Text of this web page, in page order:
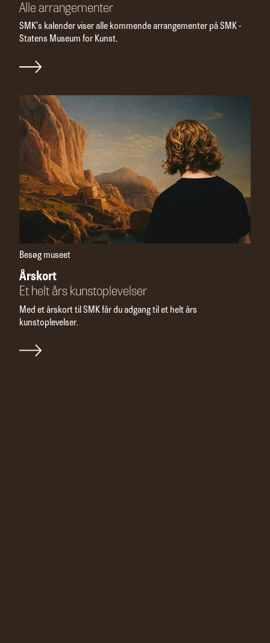
Alle arrangemen­­ter
SMK's kalender viser alle kommende arrangementer på SMK -
Statens Museum for Kunst.
Besøg museet
Årskort
Et helt års kunstoplevel­ser
Med et årskort til SMK får du adgang til et helt års
kunstoplevelser.